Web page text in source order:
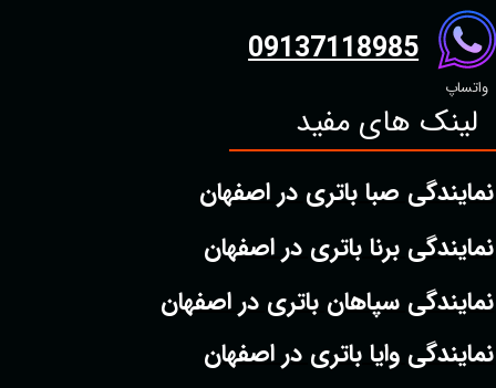
واتساپ
09137118985
لینک های مفید
نمایندگی صبا باتری در اصفهان
نمایندگی برنا باتری در اصفهان
نمایندگی سپاهان باتری در اصفهان
نمایندگی وایا باتری در اصفهان